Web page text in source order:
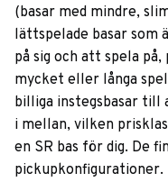
(basar med mindre,
lättspelade basar som
på sig och att spela
mycket eller långa
billiga instegsbasar till
i mellan, vilken
en SR bas för dig. De
pickupkonfigurationer.